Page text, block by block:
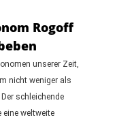
Rogoff
unserer Zeit,
nicht weniger als
schleichende
weltweite